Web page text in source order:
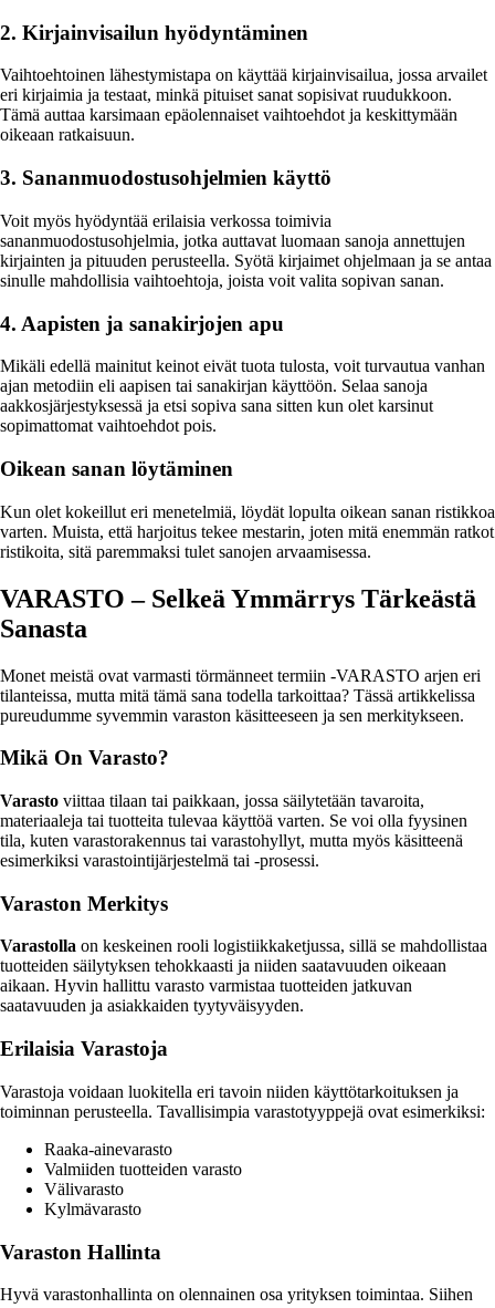
2. Kirjainvisailun hyödyntäminen
Vaihtoehtoinen lähestymistapa on käyttää kirjainvisailua, jossa arvailet
eri kirjaimia ja testaat, minkä pituiset sanat sopisivat ruudukkoon.
Tämä auttaa karsimaan epäolennaiset vaihtoehdot ja keskittymään
oikeaan ratkaisuun.
3. Sananmuodostusohjelmien käyttö
Voit myös hyödyntää erilaisia verkossa toimivia
sananmuodostusohjelmia, jotka auttavat luomaan sanoja annettujen
kirjainten ja pituuden perusteella. Syötä kirjaimet ohjelmaan ja se antaa
sinulle mahdollisia vaihtoehtoja, joista voit valita sopivan sanan.
4. Aapisten ja sanakirjojen apu
Mikäli edellä mainitut keinot eivät tuota tulosta, voit turvautua vanhan
ajan metodiin eli aapisen tai sanakirjan käyttöön. Selaa sanoja
aakkosjärjestyksessä ja etsi sopiva sana sitten kun olet karsinut
sopimattomat vaihtoehdot pois.
Oikean sanan löytäminen
Kun olet kokeillut eri menetelmiä, löydät lopulta oikean sanan ristikkoa
varten. Muista, että harjoitus tekee mestarin, joten mitä enemmän ratkot
ristikoita, sitä paremmaksi tulet sanojen arvaamisessa.
VARASTO – Selkeä Ymmärrys Tärkeästä
Sanasta
Monet meistä ovat varmasti törmänneet termiin -VARASTO arjen eri
tilanteissa, mutta mitä tämä sana todella tarkoittaa? Tässä artikkelissa
pureudumme syvemmin varaston käsitteeseen ja sen merkitykseen.
Mikä On Varasto?
Varasto viittaa tilaan tai paikkaan, jossa säilytetään tavaroita,
materiaaleja tai tuotteita tulevaa käyttöä varten. Se voi olla fyysinen
tila, kuten varastorakennus tai varastohyllyt, mutta myös käsitteenä
esimerkiksi varastointijärjestelmä tai -prosessi.
Varaston Merkitys
Varastolla on keskeinen rooli logistiikkaketjussa, sillä se mahdollistaa
tuotteiden säilytyksen tehokkaasti ja niiden saatavuuden oikeaan
aikaan. Hyvin hallittu varasto varmistaa tuotteiden jatkuvan
saatavuuden ja asiakkaiden tyytyväisyyden.
Erilaisia Varastoja
Varastoja voidaan luokitella eri tavoin niiden käyttötarkoituksen ja
toiminnan perusteella. Tavallisimpia varastotyyppejä ovat esimerkiksi:
Raaka-ainevarasto
Valmiiden tuotteiden varasto
Välivarasto
Kylmävarasto
Varaston Hallinta
Hyvä varastonhallinta on olennainen osa yrityksen toimintaa. Siihen